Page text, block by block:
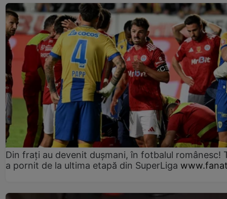
Din frați au devenit dușmani, în fotbalul românesc!
a pornit de la ultima etapă din SuperLiga